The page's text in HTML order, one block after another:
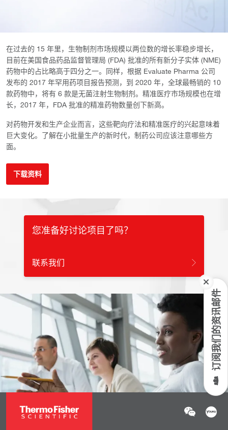
订阅我们的资讯邮件
在过去的 15 年里，生物制剂市场规模以两位数的增长率稳步增长，
目前在美国食品药品监督管理局 (FDA) 批准的所有新分子实体 (NME)
药物中的占比略高于四分之一。同样，根据 Evaluate Pharma 公司
发布的 2017 年罕用药项目报告预测，到 2020 年，全球最畅销的 10
款药物中，将有 6 款是无菌注射生物制剂。精准医疗市场规模也在增
长，2017 年，FDA 批准的精准药物数量创下新高。
对药物开发和生产企业而言，这些靶向疗法和精准医疗的兴起意味着
巨大变化。了解在小批量生产的新时代，制药公司应该注意哪些方
面。
下载资料
您准备好讨论项目了吗？
联系我们